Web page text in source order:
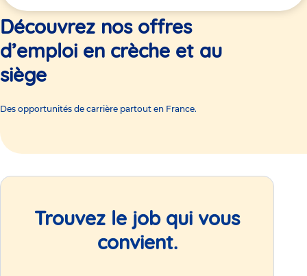
ici
Découvrez nos offres
d’emploi en crèche et au
siège
Des opportunités de carrière partout en France.
Trouvez le job qui vous
convient.